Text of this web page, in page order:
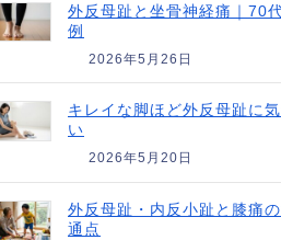
外反母趾と坐骨神経痛｜70
例
2026年5月26日
キレイな脚ほど外反母趾に気
い
2026年5月20日
外反母趾・内反小趾と膝痛
通点